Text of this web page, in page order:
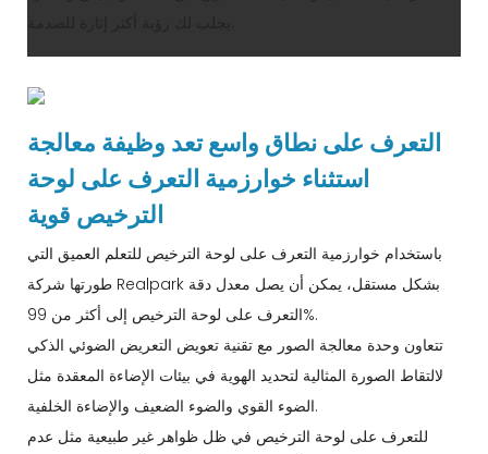
التعرف على نطاق واسع تعد وظيفة معالجة
استثناء خوارزمية التعرف على لوحة
الترخيص قوية
باستخدام خوارزمية التعرف على لوحة الترخيص للتعلم العميق التي
طورتها شركة Realpark بشكل مستقل، يمكن أن يصل معدل دقة
التعرف على لوحة الترخيص إلى أكثر من 99%.
تتعاون وحدة معالجة الصور مع تقنية تعويض التعريض الضوئي الذكي
لالتقاط الصورة المثالية لتحديد الهوية في بيئات الإضاءة المعقدة مثل
الضوء القوي والضوء الضعيف والإضاءة الخلفية.
للتعرف على لوحة الترخيص في ظل ظواهر غير طبيعية مثل عدم